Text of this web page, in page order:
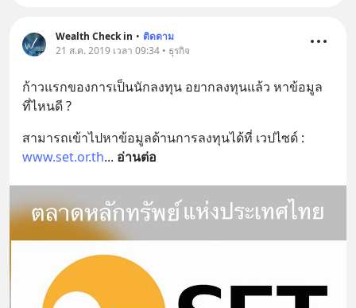
Wealth Check in • ติดตาม
21 ส.ค. 2019 เวลา 09:34 • ธุรกิจ
ก้าวแรกของการเป็นนักลงทุน อยากลงทุนแล้ว หาข้อมูล
ที่ไหนดี ?
www.set.or.th... อ่านต่อ